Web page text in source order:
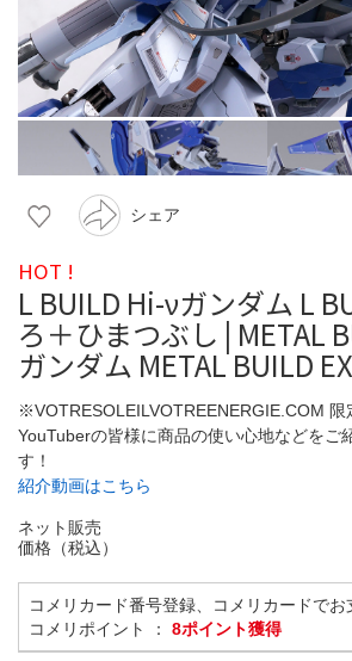
シェア
HOT !
L BUILD Hi-νガンダム L
ろ＋ひまつぶし | METAL
ガンダム METAL BUILD
※VOTRESOLEILVOTREENERGIE.COM 限
YouTuberの皆様に商品の使い心地などをご
す！
紹介動画はこちら
ネット販売
価格（税込）
コメリカード番号登録、コメリカードでお
コメリポイント ： 8ポイント獲得